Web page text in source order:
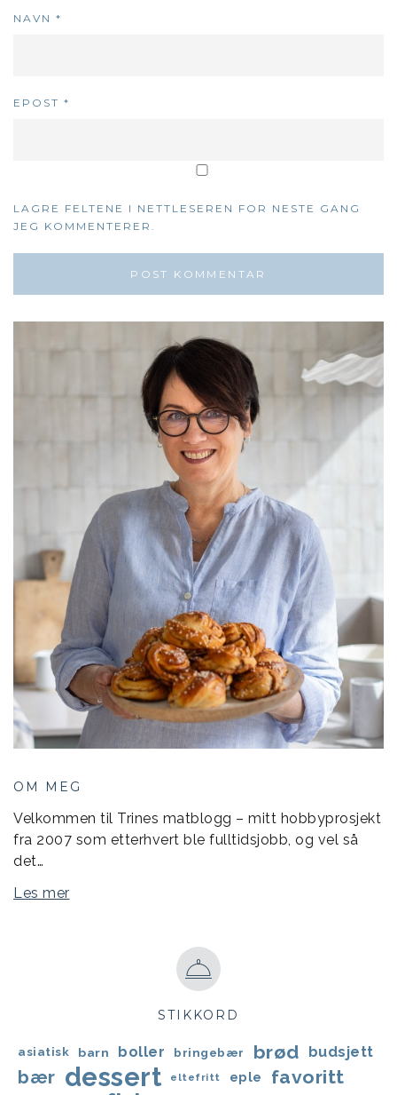
NAVN *
EPOST *
LAGRE FELTENE I NETTLESEREN FOR NESTE GANG
JEG KOMMENTERER.
OM MEG
Velkommen til Trines matblogg – mitt hobbyprosjekt
fra 2007 som etterhvert ble fulltidsjobb, og vel så
det…
Les mer
STIKKORD
asiatisk barn boller bringebær brød budsjett
bær dessert eltefritt eple favoritt